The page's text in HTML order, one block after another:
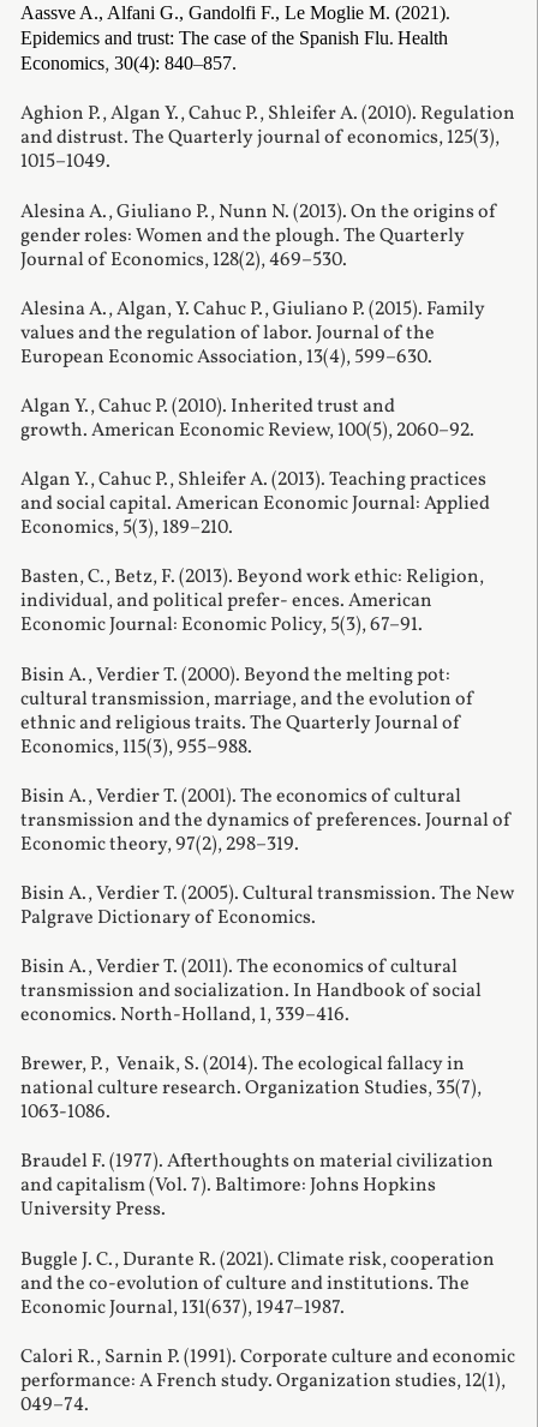
Aassve A., Alfani G., Gandolfi F., Le Moglie M. (2021).
Epidemics and trust: The case of the Spanish Flu. Health
Economics, 30(4): 840–857.
Aghion P., Algan Y., Cahuc P., Shleifer A. (2010). Regulation
and distrust. The Quarterly journal of economics, 125(3),
1015–1049.
Alesina A., Giuliano P., Nunn N. (2013). On the origins of
gender roles: Women and the plough. The Quarterly
Journal of Economics, 128(2), 469–530.
Alesina A., Algan, Y. Cahuc P., Giuliano P. (2015). Family
values and the regulation of labor. Journal of the
European Economic Association, 13(4), 599–630.
Algan Y., Cahuc P. (2010). Inherited trust and
growth. American Economic Review, 100(5), 2060–92.
Algan Y., Cahuc P., Shleifer A. (2013). Teaching practices
and social capital. American Economic Journal: Applied
Economics, 5(3), 189–210.
Basten, C., Betz, F. (2013). Beyond work ethic: Religion,
individual, and political prefer- ences. American
Economic Journal: Economic Policy, 5(3), 67–91.
Bisin A., Verdier T. (2000). Beyond the melting pot:
cultural transmission, marriage, and the evolution of
ethnic and religious traits. The Quarterly Journal of
Economics, 115(3), 955–988.
Bisin A., Verdier T. (2001). The economics of cultural
transmission and the dynamics of preferences. Journal of
Economic theory, 97(2), 298–319.
Bisin A., Verdier T. (2005). Cultural transmission. The New
Palgrave Dictionary of Economics.
Bisin A., Verdier T. (2011). The economics of cultural
transmission and socialization. In Handbook of social
economics. North-Holland, 1, 339–416.
Brewer, P., Venaik, S. (2014). The ecological fallacy in
national culture research. Organization Studies, 35(7),
1063-1086.
Braudel F. (1977). Afterthoughts on material civilization
and capitalism (Vol. 7). Baltimore: Johns Hopkins
University Press.
Buggle J. C., Durante R. (2021). Climate risk, cooperation
and the co-evolution of culture and institutions. The
Economic Journal, 131(637), 1947–1987.
Calori R., Sarnin P. (1991). Corporate culture and economic
performance: A French study. Organization studies, 12(1),
049–74.